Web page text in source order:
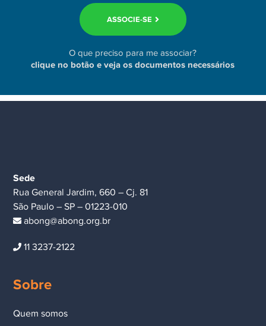
ASSOCIE-SE
O que preciso para me associar?
clique no botão e veja os documentos necessários
Sede
Rua General Jardim, 660 – Cj. 81
São Paulo – SP – 01223-010
abong@abong.org.br
11 3237-2122
Sobre
Quem somos